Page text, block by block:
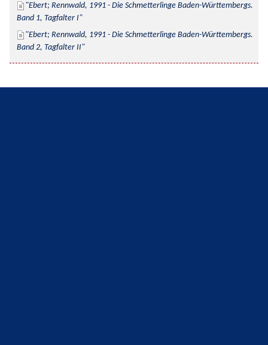
Ebert; Rennwald, 1991 - Die Schmetterlinge Baden-Württembergs.
Band 1, Tagfalter I
Ebert; Rennwald, 1991 - Die Schmetterlinge Baden-Württembergs.
Band 2, Tagfalter II